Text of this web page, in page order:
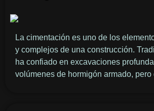
La cimentación es uno de los
y complejos de una construcción.
ha confiado en excavaciones
volúmenes de hormigón armado, pero